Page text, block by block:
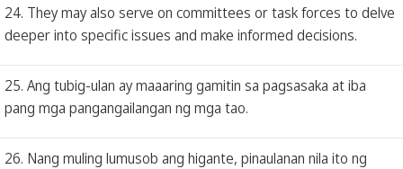
24. They may also serve on committees or task forces to delve
deeper into specific issues and make informed decisions.
25. Ang tubig-ulan ay maaaring gamitin sa pagsasaka at iba
pang mga pangangailangan ng mga tao.
26. Nang muling lumusob ang higante, pinaulanan nila ito ng